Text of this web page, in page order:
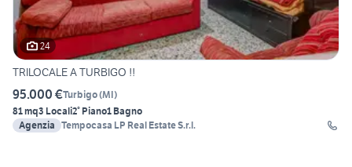
24
TRILOCALE A TURBIGO !!
95.000 €Turbigo(MI)
81 mq3 Locali2° Piano1 Bagno
Agenzia Tempocasa LP Real Estate S.r.l.